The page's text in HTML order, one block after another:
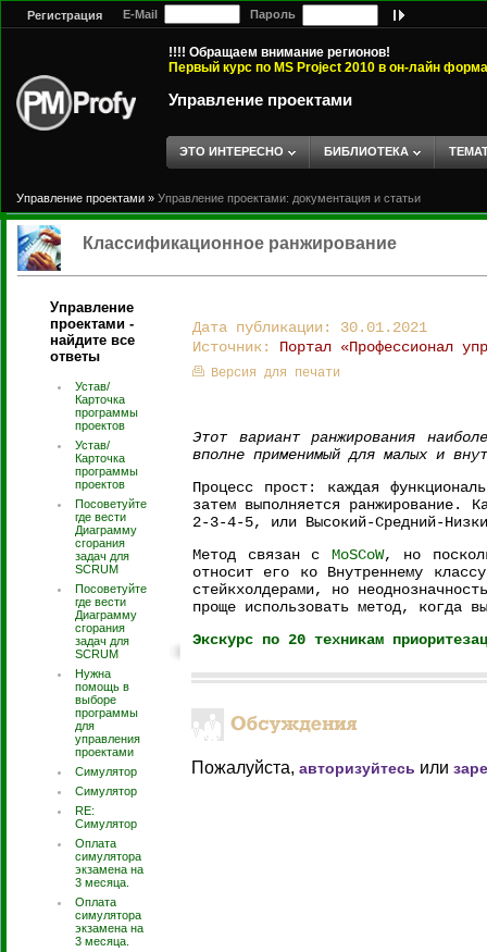
Регистрация E-Mail Пароль
!!!! Обращаем внимание регионов!
Первый курс по MS Project 2010 в он-лайн
Управление проектами
ЭТО ИНТЕРЕСНО БИБЛИОТЕКА
Управление проектами » Управление проектами: документация и статьи
Классификационное ранжирование
Управление
проектами -
найдите все
ответы
Устав/
Карточка
программы
проектов
Устав/
Карточка
программы
проектов
Посоветуйте
где вести
Диаграмму
сгорания
задач для
SCRUM
Посоветуйте
где вести
Диаграмму
сгорания
задач для
SCRUM
Нужна
помощь в
выборе
программы
для
управления
проектами
Симулятор
Симулятор
RE:
Симулятор
Оплата
симулятора
экзамена на
3 месяца.
Оплата
симулятора
экзамена на
3 месяца.
Дата публикации: 30.01.2021
Источник: Портал «Профессионал
Версия для печати
Этот вариант ранжирования
вполне применимый для малых и
Процесс прост: каждая
затем выполняется ранжирование.
2-3-4-5, или Высокий-Средний-
Метод связан с MoSCoW, но
относит его ко Внутреннему
стейкхолдерами, но
проще использовать метод, когда
Экскурс по 20 техникам
Пожалуйста, авторизуйтесь или